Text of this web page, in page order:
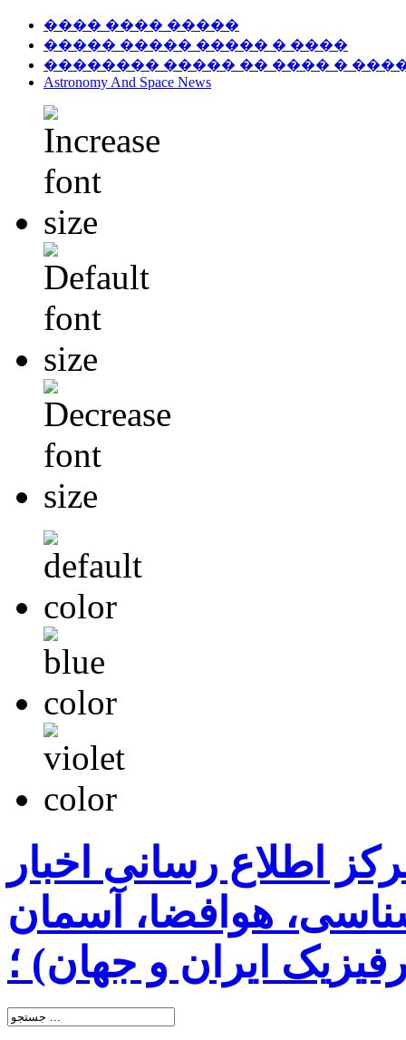
���� ���� �����
����� ����� ����� � ����
�������� ����� �� ���� �
Astronomy And Space News
اطلاع رسانی اخبار
هوافضا، آسمان
ایران و جهان) ؛